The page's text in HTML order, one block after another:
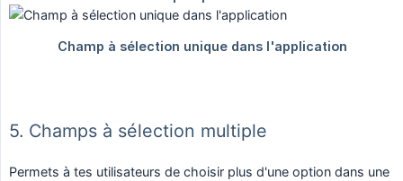
5. Champs à sélection multiple
Permets à tes utilisateurs de choisir plus d'une option dans une